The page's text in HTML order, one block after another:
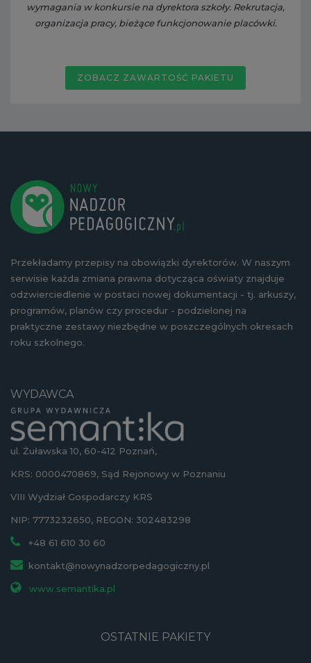
wymagania w konkursie na dyrektora szkoły. Rekrutacja,
organizacja pracy, bieżące funkcjonowanie placówki.
ZOBACZ ZAWARTOŚĆ PAKIETU
Przekładamy przepisy na obowiązki dyrektorów. W naszym
serwisie każda zmiana prawna dotycząca oświaty znajduje
odzwierciedlenie w postaci nowej dokumentacji - tj. arkuszy,
programów, planów czy procedur - podzielonej na
praktyczne zestawy niezbędne w poszczególnych okresach
roku szkolnego.
WYDAWCA
ul. Żuławska 10, 60-412 Poznań,
KRS: 0000470869, Sąd Rejonowy w Poznaniu
VIII Wydział Gospodarczy KRS
NIP: 7773232650, REGON: 302483298
+48 61 610 30 60
kontakt@nowynadzorpedagogiczny.pl
www.semantika.pl
OSTATNIE PAKIETY